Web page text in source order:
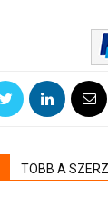
TÖBB A